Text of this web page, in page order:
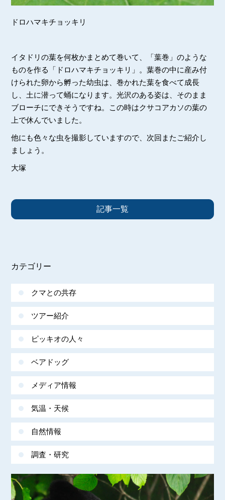
ドロハマキチョッキリ
イタドリの葉を何枚かまとめて巻いて、「葉巻」のような
ものを作る「ドロハマキチョッキリ」。葉巻の中に産み付
けられた卵から孵った幼虫は、巻かれた葉を食べて成長
し、土に潜って蛹になります。光沢のある姿は、そのまま
ブローチにできそうですね。この時はクサコアカソの葉の
上で休んでいました。
他にも色々な虫を撮影していますので、次回またご紹介し
ましょう。
大塚
記事一覧
カテゴリー
クマとの共存
ツアー紹介
ピッキオの人々
ベアドッグ
メディア情報
気温・天候
自然情報
調査・研究